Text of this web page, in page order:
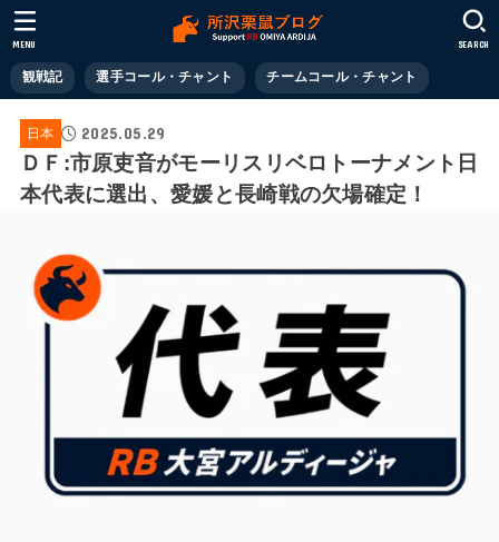
観戦記 選手コール・チャント チームコール・チャント
SEARCH
MENU
日本 2025.05.29
ＤＦ:市原吏音がモーリスリベロトーナメント日
本代表に選出、愛媛と長崎戦の欠場確定！